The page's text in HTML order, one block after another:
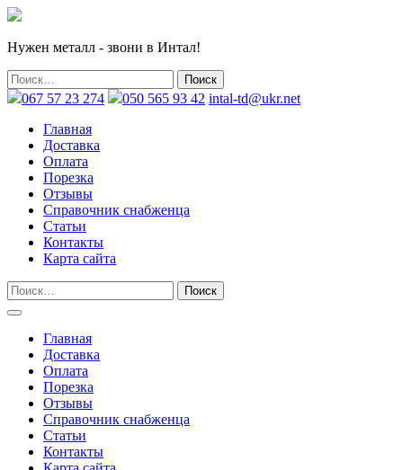
Нужен металл - звони в Интал!
067 57 23 274 050 565 93 42 intal-td@ukr.net
Главная
Доставка
Оплата
Порезка
Отзывы
Справочник снабженца
Статьи
Контакты
Карта сайта
Главная
Доставка
Оплата
Порезка
Отзывы
Справочник снабженца
Статьи
Контакты